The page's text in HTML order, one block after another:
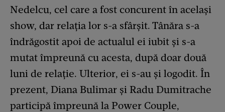
Nedelcu, cel care a fost concurent în același
show, dar relația lor s-a sfârșit. Tânăra s-a
îndrăgostit apoi de actualul ei iubit și s-a
mutat împreună cu acesta, după doar două
luni de relație. Ulterior, ei s-au și logodit. În
prezent, Diana Bulimar și Radu Dumitrache
participă împreună la Power Couple,